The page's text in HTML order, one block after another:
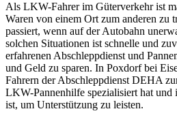
Als LKW-Fahrer im Güterverkehr ist
Waren von einem Ort zum anderen zu
passiert, wenn auf der Autobahn
solchen Situationen ist schnelle und
erfahrenen Abschleppdienst und
und Geld zu sparen. In Poxdorf bei
Fahrern der Abschleppdienst DEHA
LKW-Pannenhilfe spezialisiert hat
ist, um Unterstützung zu leisten.